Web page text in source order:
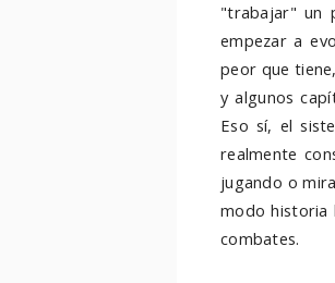
"trabajar" un
empezar a
peor que
y algunos
Eso sí, el
realmente
jugando o
modo historia
combates.